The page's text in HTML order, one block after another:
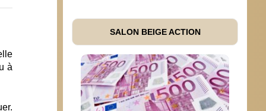
à
SALON BEIGE ACTION